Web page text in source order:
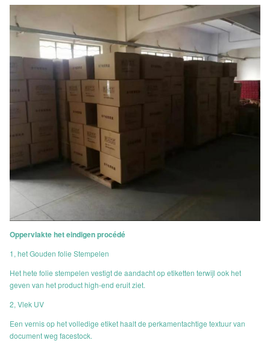
Oppervlakte het eindigen procédé
1, het Gouden folie Stempelen
Het hete folie stempelen vestigt de aandacht op etiketten terwijl ook het
geven van het product high-end eruit ziet.
2, Vlek UV
Een vernis op het volledige etiket haalt de perkamentachtige textuur van
document weg facestock.